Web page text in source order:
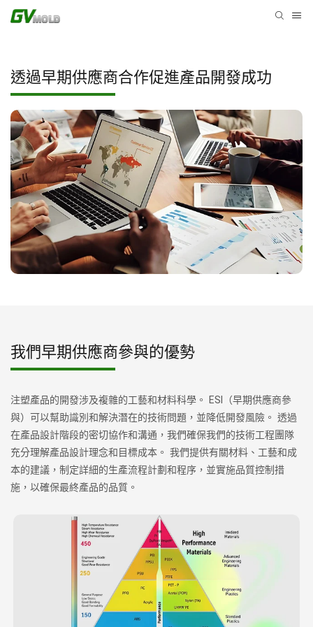
透過早期供應商合作促進產品開發成功
我們早期供應商參與的優勢
注塑產品的開發涉及複雜的工藝和材料科學。 ESI（早期供應商參
與）可以幫助識別和解決潛在的技術問題，並降低開發風險。 透過
在產品設計階段的密切協作和溝通，我們確保我們的技術工程團隊
充分理解產品設計理念和目標成本。 我們提供有關材料、工藝和成
本的建議，制定詳細的生產流程計劃和程序，並實施品質控制措
施，以確保最終產品的品質。